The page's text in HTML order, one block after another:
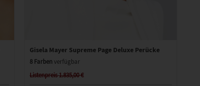
Gisela Mayer Supreme Page Deluxe Perücke
8 Farbenverfügbar
Listenpreis 1.835,00 €